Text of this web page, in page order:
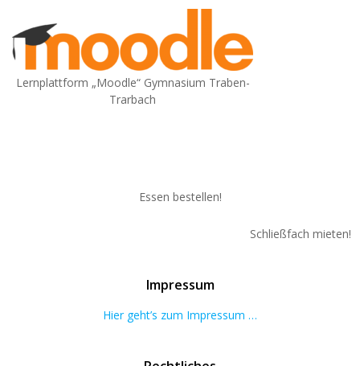
Lernplattform „Moodle“ Gymnasium Traben-
Trarbach
Essen bestellen!
Schließfach mieten!
Impressum
Hier geht’s zum Impressum …